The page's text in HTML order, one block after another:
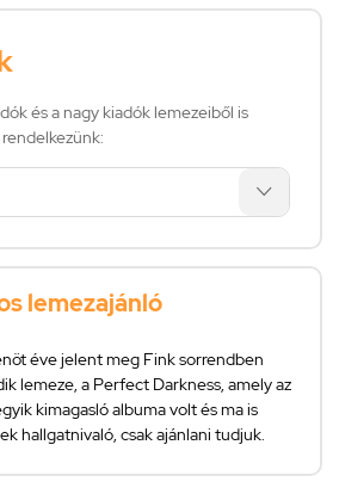
és a nagy kiadók lemezeiből is
lemezajánló
éve jelent meg Fink sorrendben
lemeze, a Perfect Darkness, amely az
kimagasló albuma volt és ma is
hallgatnivaló, csak ajánlani tudjuk.